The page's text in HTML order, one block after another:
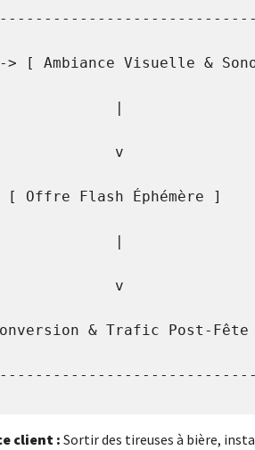
[ Ambiance Visuelle &
v
Flash Éphémère ]
v
& Trafic Post-Fête
client : Sortir des tireuses à bière,